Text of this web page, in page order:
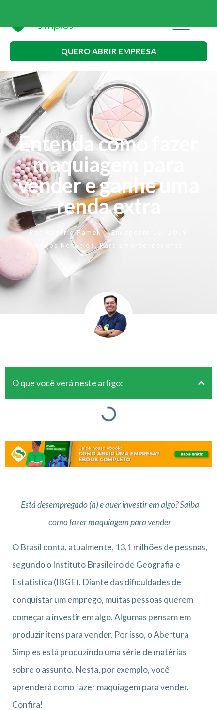
QUERO ABRIR EMPRESA
Entenda como fazer
maquiagem para
vender e ganhe uma
renda extra
Por Rogerio Fameli Em
Novos Negócios,Para Empreendedores
O que você verá neste artigo:
Está desempregado (a) e quer investir em algo? Saiba
como fazer maquiagem para vender
O Brasil conta, atualmente, 13,1 milhões de pessoas,
segundo o Instituto Brasileiro de Geografia e
Estatística (IBGE). Diante das dificuldades de
conquistar um emprego, muitas pessoas querem
começar a investir em algo. Algumas pensam em
produzir itens para vender. Por isso, o Abertura
Simples está produzindo uma série de matérias
sobre o assunto. Nesta, por exemplo, você
aprenderá como fazer maquiagem para vender.
Confira!